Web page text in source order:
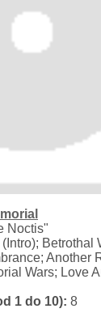
Noctis"
Betrothal
Another
Wars; Love
1 do 10): 8